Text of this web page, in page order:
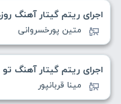
اجرای ریتم گیتار آهنگ
متین پورخسروانی
اجرای ریتم گیتار آهنگ
مینا قربانپور